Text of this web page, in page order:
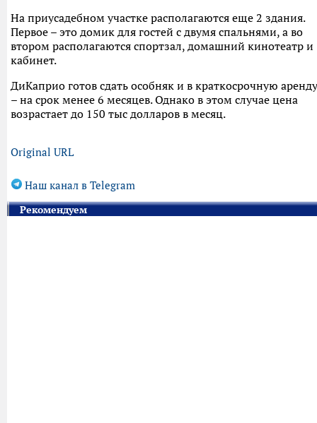
На приусадебном участке располагаются еще 2 здания.
Первое – это домик для гостей с двумя спальнями, а во
втором располагаются спортзал, домашний кинотеатр и
кабинет.
ДиКаприо готов сдать особняк и в краткосрочную аренду
– на срок менее 6 месяцев. Однако в этом случае цена
возрастает до 150 тыс долларов в месяц.
Original URL
Наш канал в Telegram
Рекомендуем